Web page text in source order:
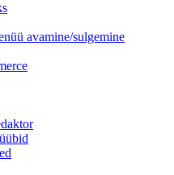
avamine/sulgemine